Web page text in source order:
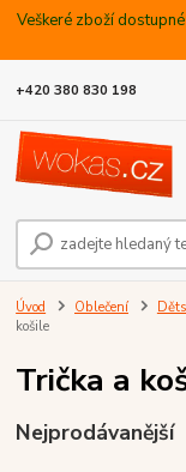
Veškeré zboží
+420 380 830 198
Úvod Oblečení
košile
Trička a
Nejprodávanější